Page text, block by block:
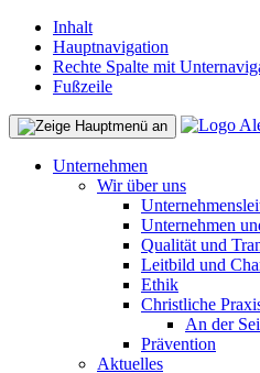
Inhalt
Hauptnavigation
Rechte Spalte mit
Fußzeile
Unternehmen
Wir über uns
Unternehmen
Qualität und
Leitbild und
Ethik
Christliche
An der
Prävention
Aktuelles